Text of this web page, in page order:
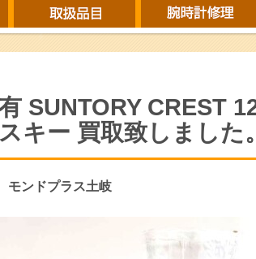
SUNTORY CREST
キー 買取致しました
モンドプラス土岐